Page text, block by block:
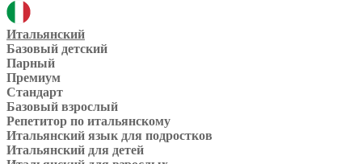
Итальянский
Базовый детский
Парный
Премиум
Стандарт
Базовый взрослый
Репетитор по итальянскому
Итальянский язык для подростков
Итальянский для детей